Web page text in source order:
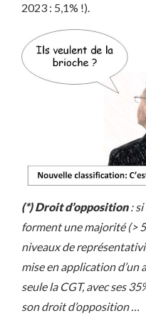
2023 : 5,1% !).
(*) Droit d’opposition: si
forment une majorité (>
niveaux de
mise en application d’un
seule la CGT, avec ses
son droit d’opposition …